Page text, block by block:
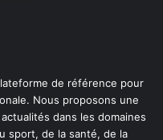
de référence pour
Nous proposons une
dans les domaines
sport, de la santé, de la